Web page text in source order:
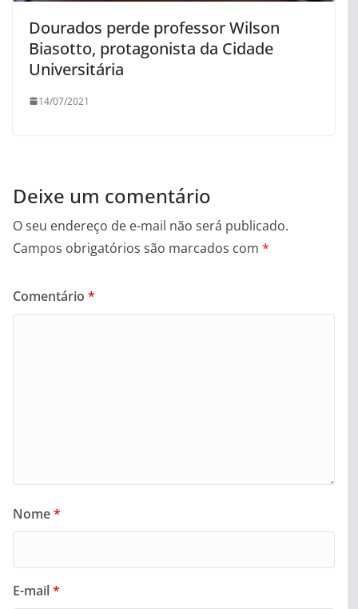
Dourados perde professor Wilson
Biasotto, protagonista da Cidade
Universitária
14/07/2021
Deixe um comentário
O seu endereço de e-mail não será publicado.
Campos obrigatórios são marcados com *
Comentário *
Nome*
E-mail*